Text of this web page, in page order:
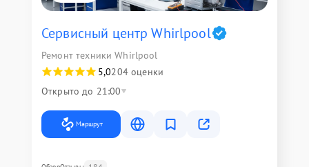
Сервисный центр Whirlpool
Ремонт техники Whirlpool
5,0204 оценки
Открыто до 21:00
Маршрут